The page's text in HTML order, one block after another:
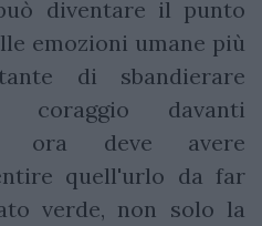
diventare il punto
emozioni umane più
di sbandierare
coraggio davanti
ora deve avere
quell'urlo da far
verde, non solo la